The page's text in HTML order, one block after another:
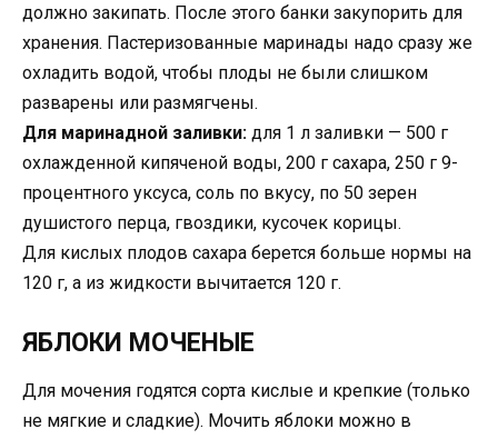
должно закипать. После этого банки закупорить для
хранения. Пастеризованные маринады надо сразу же
охладить водой, чтобы плоды не были слишком
разварены или размягчены.
Для маринадной заливки: для 1 л заливки — 500 г
охлажденной кипяченой воды, 200 г сахара, 250 г 9-
процентного уксуса, соль по вкусу, по 50 зерен
душистого перца, гвоздики, кусочек корицы.
Для кислых плодов сахара берется больше нормы на
120 г, а из жидкости вычитается 120 г.
ЯБЛОКИ МОЧЕНЫЕ
Для мочения годятся сорта кислые и крепкие (только
не мягкие и сладкие). Мочить яблоки можно в